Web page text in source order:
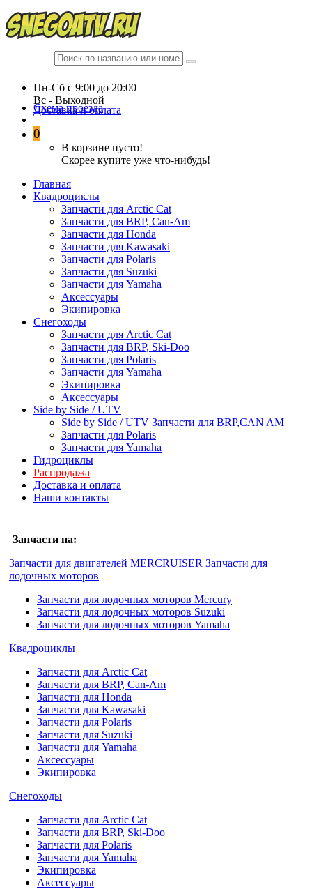
Пн-Сб c 9:00 до 20:00
Вc - Выходной
Схема проезда
Доставка и оплата
0
В корзине пусто!
Скорее купите уже что-нибудь!
Главная
Квадроциклы
Запчасти для Arctic Cat
Запчасти для BRP, Can-Am
Запчасти для Honda
Запчасти для Kawasaki
Запчасти для Polaris
Запчасти для Suzuki
Запчасти для Yamaha
Аксессуары
Экипировка
Снегоходы
Запчасти для Arctic Cat
Запчасти для BRP, Ski-Doo
Запчасти для Polaris
Запчасти для Yamaha
Экипировка
Аксессуары
Side by Side / UTV
Side by Side / UTV Запчасти для BRP,CAN AM
Запчасти для Polaris
Запчасти для Yamaha
Гидроциклы
Распродажа
Доставка и оплата
Наши контакты
Запчасти на:
Запчасти для двигателей MERCRUISER Запчасти для
лодочных моторов
Запчасти для лодочных моторов Mercury
Запчасти для лодочных моторов Suzuki
Запчасти для лодочных моторов Yamaha
Квадроциклы
Запчасти для Arctic Cat
Запчасти для BRP, Can-Am
Запчасти для Honda
Запчасти для Kawasaki
Запчасти для Polaris
Запчасти для Suzuki
Запчасти для Yamaha
Аксессуары
Экипировка
Снегоходы
Запчасти для Arctic Cat
Запчасти для BRP, Ski-Doo
Запчасти для Polaris
Запчасти для Yamaha
Экипировка
Аксессуары